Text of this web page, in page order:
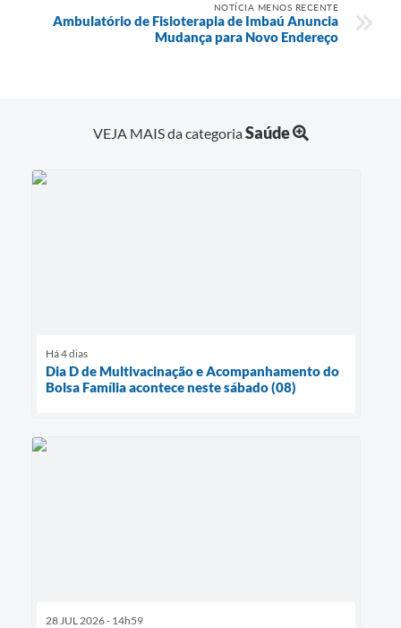
NOTÍCIA MENOS RECENTE
Ambulatório de Fisioterapia de Imbaú Anuncia
Mudança para Novo Endereço
VEJA MAIS da categoriaSaúde
Há 4 dias
Dia D de Multivacinação e Acompanhamento do
Bolsa Família acontece neste sábado (08)
28 JUL 2026 - 14h59